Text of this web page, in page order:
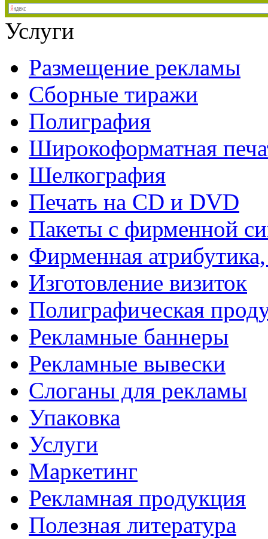
Услуги
Размещение рекламы
Сборные тиражи
Полиграфия
Широкоформатная
Шелкография
Печать на СD и DVD
Пакеты с фирменной
Фирменная
Изготовление визиток
Полиграфическая
Рекламные баннеры
Рекламные вывески
Слоганы для рекламы
Упаковка
Услуги
Маркетинг
Рекламная продукция
Полезная литература